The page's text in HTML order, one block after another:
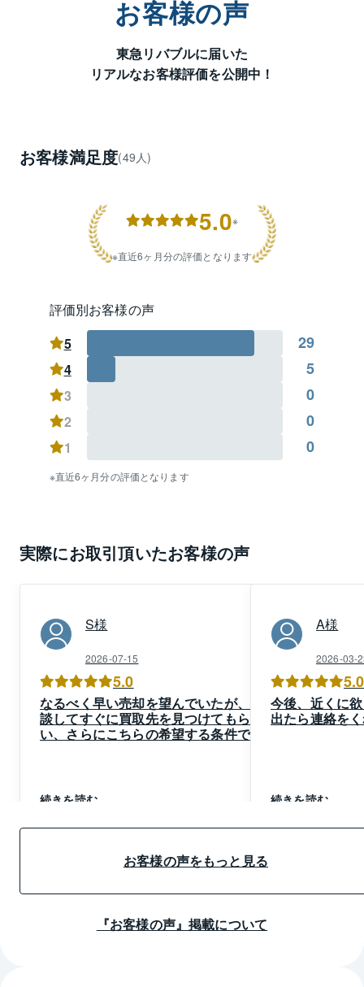
葛飾区：新小岩　東新小岩　西新小岩　奥戸　鎌倉
崎　西篠崎　春江町　谷河内　瑞江　篠崎町　新堀
興宮町
・賃料がもったいないので購入したい。
・家族が増えて手狭になったので、今より広いところ
にお住み替えをしたい。
・土地を購入して注文住宅を建築したい。
ている。
・不動産投資に興味がある、資産の組み換えがした
い。
・買った時より高く売れるなら売りたい。
・周りには気づかれないように不動産を売買したい。
・現在他社に売却を任せているが、具体的な話がな
い。
たい）
にメール・お電話・ご来店にてお問い合わせくださ
ち申し上げます。
お客様の声
東急リバブルに届いた
リアルなお客様評価を公開中！
お客様満足度(49人)
5.0※
直近6ヶ月分の評価となります
評価別お客様の声
5
29
4 5
3 0
2 0
1 0
直近6ヶ月分の評価となります
実際にお取引頂いたお客様の声
S様
2026-07-15
5.0
なるべく早い売却を望んでいたが、相
談してすぐに買取先を見つけてもら
い、さらにこちらの希望する条件での
らうことができた。
続きを読む
A様
2026-03-
5.0
今後、近くに
出たら連絡を
続きを読む
お客様の声をもっと見る
『お客様の声』掲載について